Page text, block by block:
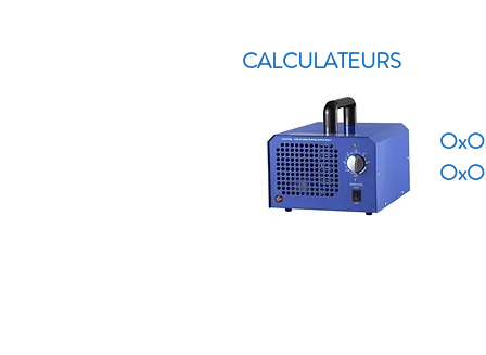
CALCULATEURS